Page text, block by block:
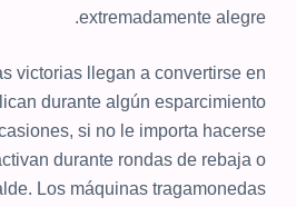
extremadamente alegre.
victorias llegan a convertirse en
durante algún esparcimiento
si no le importa hacerse
durante rondas de rebaja o
Los máquinas tragamonedas